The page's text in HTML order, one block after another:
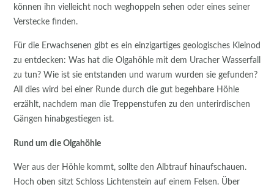
können ihn vielleicht noch weghoppeln sehen oder eines seiner
Verstecke finden.
Für die Erwachsenen gibt es ein einzigartiges geologisches Kleinod
zu entdecken: Was hat die Olgahöhle mit dem Uracher Wasserfall
zu tun? Wie ist sie entstanden und warum wurden sie gefunden?
All dies wird bei einer Runde durch die gut begehbare Höhle
erzählt, nachdem man die Treppenstufen zu den unterirdischen
Gängen hinabgestiegen ist.
Rund um die Olgahöhle
Wer aus der Höhle kommt, sollte den Albtrauf hinaufschauen.
Hoch oben sitzt Schloss Lichtenstein auf einem Felsen. Über